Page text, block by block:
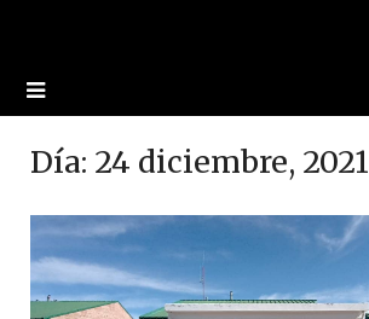
Día: 24 diciembre, 2021